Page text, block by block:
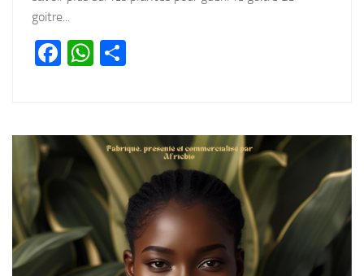
goitre...
Facebook
WhatsApp